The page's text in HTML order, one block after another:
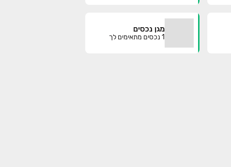
מגן נכסים
1 נכסים מתאימים לך